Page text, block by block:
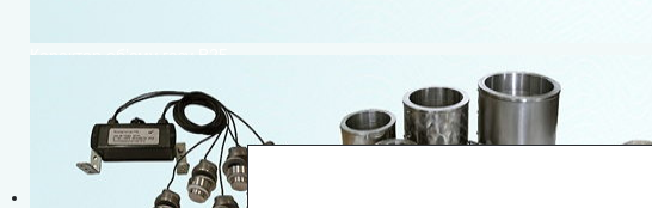
Коректор об’єму газу В25